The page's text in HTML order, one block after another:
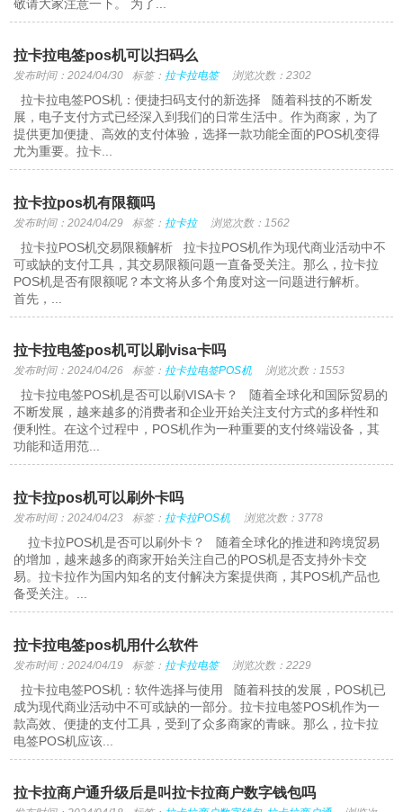
敬请大家注意一下。 为了...
拉卡拉电签pos机可以扫码么
发布时间：2024/04/30 标签： 拉卡拉电签 浏览次数：2302
拉卡拉电签POS机：便捷扫码支付的新选择 随着科技的不断发
展，电子支付方式已经深入到我们的日常生活中。作为商家，为了
提供更加便捷、高效的支付体验，选择一款功能全面的POS机变得
尤为重要。拉卡...
拉卡拉pos机有限额吗
发布时间：2024/04/29 标签： 拉卡拉 浏览次数：1562
拉卡拉POS机交易限额解析 拉卡拉POS机作为现代商业活动中不
可或缺的支付工具，其交易限额问题一直备受关注。那么，拉卡拉
POS机是否有限额呢？本文将从多个角度对这一问题进行解析。
首先，...
拉卡拉电签pos机可以刷visa卡吗
发布时间：2024/04/26 标签： 拉卡拉电签POS机 浏览次数：1553
拉卡拉电签POS机是否可以刷VISA卡？ 随着全球化和国际贸易的
不断发展，越来越多的消费者和企业开始关注支付方式的多样性和
便利性。在这个过程中，POS机作为一种重要的支付终端设备，其
功能和适用范...
拉卡拉pos机可以刷外卡吗
发布时间：2024/04/23 标签： 拉卡拉POS机 浏览次数：3778
拉卡拉POS机是否可以刷外卡？ 随着全球化的推进和跨境贸易
的增加，越来越多的商家开始关注自己的POS机是否支持外卡交
易。拉卡拉作为国内知名的支付解决方案提供商，其POS机产品也
备受关注。...
拉卡拉电签pos机用什么软件
发布时间：2024/04/19 标签： 拉卡拉电签 浏览次数：2229
拉卡拉电签POS机：软件选择与使用 随着科技的发展，POS机已
成为现代商业活动中不可或缺的一部分。拉卡拉电签POS机作为一
款高效、便捷的支付工具，受到了众多商家的青睐。那么，拉卡拉
电签POS机应该...
拉卡拉商户通升级后是叫拉卡拉商户数字钱包吗